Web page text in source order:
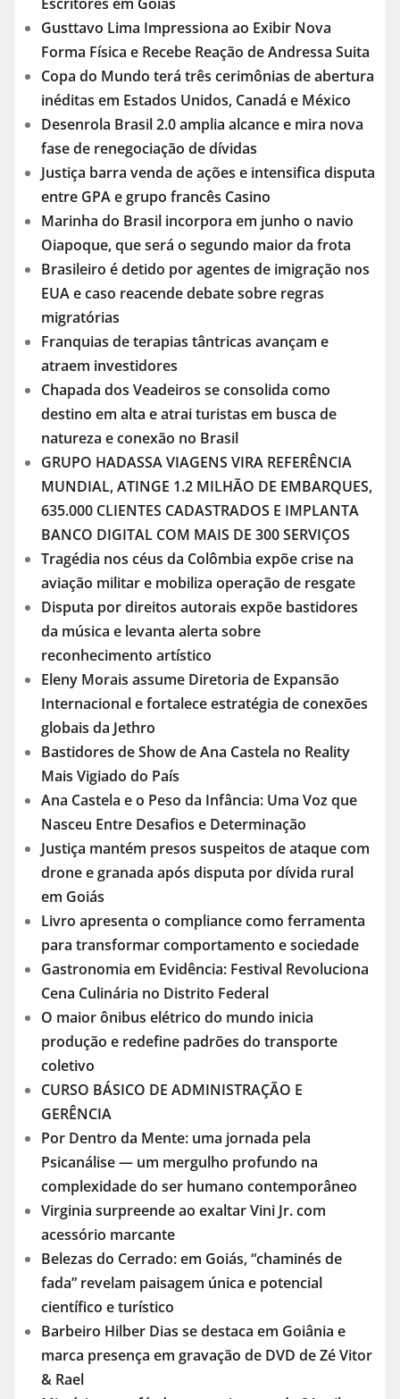
Gusttavo Lima Impressiona ao Exibir Nova
Forma Física e Recebe Reação de Andressa Suita
Copa do Mundo terá três cerimônias de abertura
inéditas em Estados Unidos, Canadá e México
Desenrola Brasil 2.0 amplia alcance e mira nova
fase de renegociação de dívidas
Justiça barra venda de ações e intensifica disputa
entre GPA e grupo francês Casino
Marinha do Brasil incorpora em junho o navio
Oiapoque, que será o segundo maior da frota
Brasileiro é detido por agentes de imigração nos
EUA e caso reacende debate sobre regras
migratórias
Franquias de terapias tântricas avançam e
atraem investidores
Chapada dos Veadeiros se consolida como
destino em alta e atrai turistas em busca de
natureza e conexão no Brasil
GRUPO HADASSA VIAGENS VIRA REFERÊNCIA
MUNDIAL, ATINGE 1.2 MILHÃO DE EMBARQUES,
635.000 CLIENTES CADASTRADOS E IMPLANTA
BANCO DIGITAL COM MAIS DE 300 SERVIÇOS
Tragédia nos céus da Colômbia expõe crise na
aviação militar e mobiliza operação de resgate
Disputa por direitos autorais expõe bastidores
da música e levanta alerta sobre
reconhecimento artístico
Eleny Morais assume Diretoria de Expansão
Internacional e fortalece estratégia de conexões
globais da Jethro
Bastidores de Show de Ana Castela no Reality
Mais Vigiado do País
Ana Castela e o Peso da Infância: Uma Voz que
Nasceu Entre Desafios e Determinação
Justiça mantém presos suspeitos de ataque com
drone e granada após disputa por dívida rural
em Goiás
Livro apresenta o compliance como ferramenta
para transformar comportamento e sociedade
Gastronomia em Evidência: Festival Revoluciona
Cena Culinária no Distrito Federal
O maior ônibus elétrico do mundo inicia
produção e redefine padrões do transporte
coletivo
CURSO BÁSICO DE ADMINISTRAÇÃO E
GERÊNCIA
Por Dentro da Mente: uma jornada pela
Psicanálise — um mergulho profundo na
complexidade do ser humano contemporâneo
Virginia surpreende ao exaltar Vini Jr. com
acessório marcante
Belezas do Cerrado: em Goiás, “chaminés de
fada” revelam paisagem única e potencial
científico e turístico
Barbeiro Hilber Dias se destaca em Goiânia e
marca presença em gravação de DVD de Zé Vitor
& Rael